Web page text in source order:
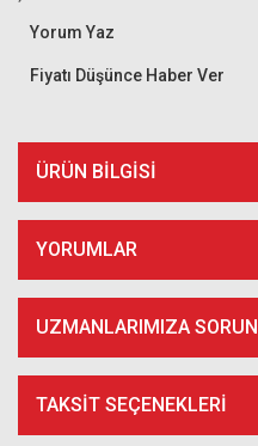
Yorum Yaz
Fiyatı Düşünce Haber Ver
ÜRÜN BILGISI
YORUMLAR
UZMANLARIMIZA SORUN
TAKSIT SEÇENEKLERI